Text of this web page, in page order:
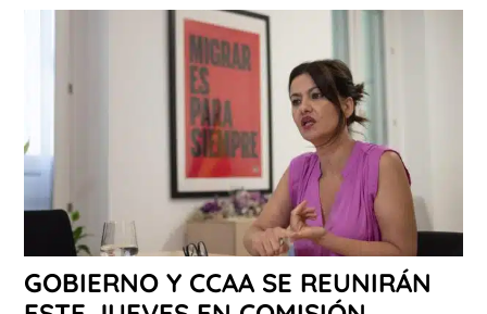
GOBIERNO Y CCAA SE REUNIRÁN